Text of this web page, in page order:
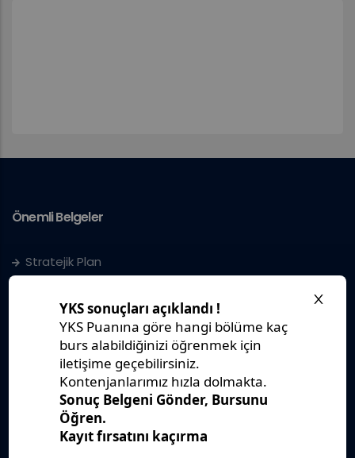
Önemli Belgeler
Stratejik Plan
Yönetmelikler
Kanunlar
Kararlar
Politikalar